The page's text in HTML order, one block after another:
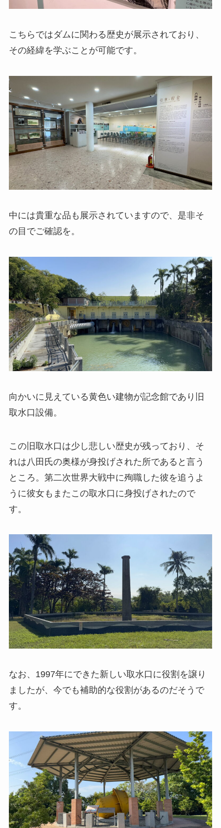
こちらではダムに関わる歴史が展示されており、
その経緯を学ぶことが可能です。
中には貴重な品も展示されていますので、是非そ
の目でご確認を。
向かいに見えている黄色い建物が記念館であり旧
取水口設備。
この旧取水口は少し悲しい歴史が残っており、そ
れは八田氏の奥様が身投げされた所であると言う
ところ。第二次世界大戦中に殉職した彼を追うよ
うに彼女もまたこの取水口に身投げされたので
す。
なお、1997年にできた新しい取水口に役割を譲り
ましたが、今でも補助的な役割があるのだそうで
す。